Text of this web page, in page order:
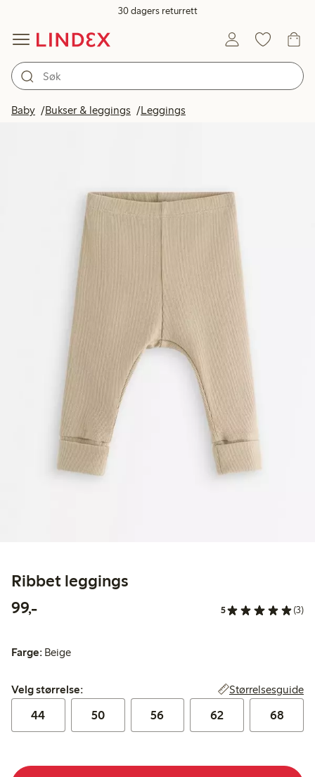
30 dagers returrett
Baby Bukser & leggings Leggings
Ribbet leggings
99,-99,00 kr 5 (3)
Farge: Beige
Velg størrelse:
Velg størrelse: Størrelsesguide
44 50 56 62 68